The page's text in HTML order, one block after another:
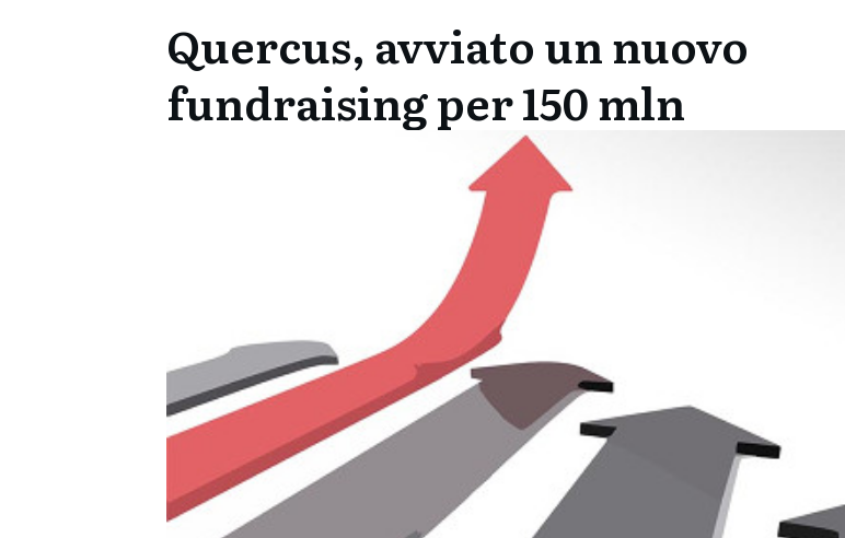
Quercus, avviato un nuovo
fundraising per 150 mln